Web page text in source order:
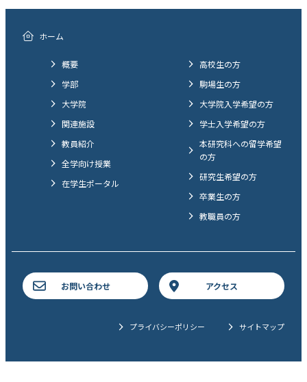
ホーム
概要
学部
大学院
関連施設
教員紹介
全学向け授業
在学生ポータル
高校生の方
駒場生の方
大学院入学希望の方
学士入学希望の方
本研究科への留学希望
の方
研究生希望の方
卒業生の方
教職員の方
お問い合わせ アクセス
プライバシーポリシー サイトマップ